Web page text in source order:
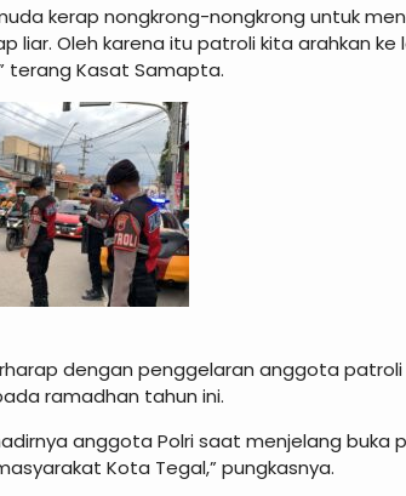
kerap nongkrong-nongkrong untuk
liar. Oleh karena itu patroli kita arahkan
terang Kasat Samapta.
dengan penggelaran anggota
ramadhan tahun ini.
anggota Polri saat menjelang
Kota Tegal,” pungkasnya.